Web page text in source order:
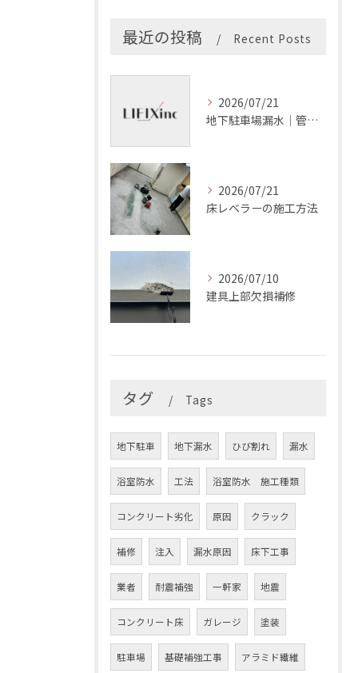
最近の投稿 Recent Posts
2026/07/21
地下駐車場漏水｜管理会社の確認項目
2026/07/21
床レベラーの施工方法
2026/07/10
建具上部欠損補修
タグ Tags
地下駐車 地下漏水 ひび割れ 漏水
浴室防水 工法 浴室防水 施工種類
コンクリート劣化 原因 クラック
補修 注入 漏水原因 床下工事
業者 耐震補強 一軒家 地震
コンクリート床 ガレージ 塗装
駐車場 基礎補強工事 アラミド繊維